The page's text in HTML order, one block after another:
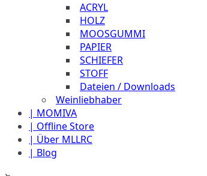
ACRYL
HOLZ
MOOSGUMMI
PAPIER
SCHIEFER
STOFF
Dateien / Downloads
Weinliebhaber
| MOMIVA
| Offline Store
| Über MLLRC
| Blog